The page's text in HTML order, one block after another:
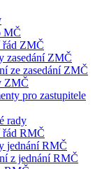
MČ
řád ZMČ
zasedání ZMČ
ze zasedání ZMČ
ZMČ
pro zastupitele
rady
řád RMČ
jednání RMČ
z jednání RMČ